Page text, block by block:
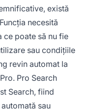
există
necesită
ce poate să nu fie
sau condițiile
revin automat la
Pro Search
Search, fiind
sau